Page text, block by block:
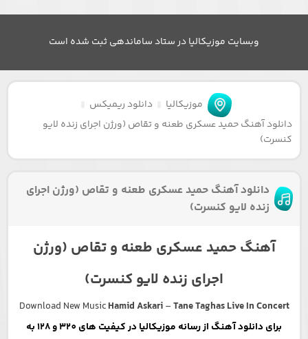
وبسایت موزیکالیا در ستاد ساماندهی ثبت شده است
موزیکالیا
دانلود ریمیکس
دانلود آهنگ حمید عسکری طعنه و تقاص (ورژن اجرای زنده لایو
کنسرت)
دانلود آهنگ حمید عسکری طعنه و تقاص (ورژن اجرای
زنده لایو کنسرت)
آهنگ حمید عسکری طعنه و تقاص (ورژن
اجرای زنده لایو کنسرت)
Download New MusicHamid Askari–Tane Taghas Live In Concert
برای دانلود آهنگ از رسانه موزیکالیا در کیفیت های 320 و 128 به